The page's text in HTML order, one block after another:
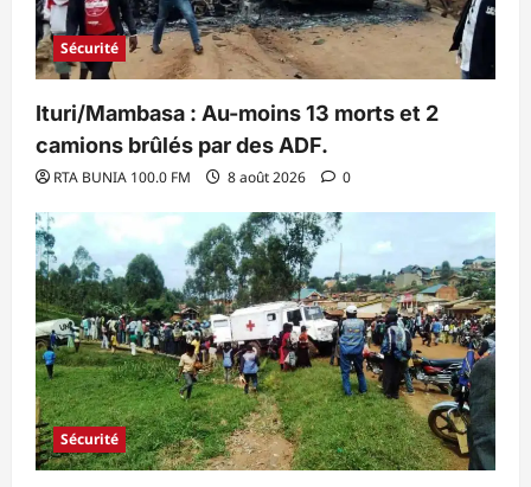
Sécurité
Ituri/Mambasa : Au-moins 13 morts et 2
camions brûlés par des ADF.
RTA BUNIA 100.0 FM 8 août 2026 0
Sécurité